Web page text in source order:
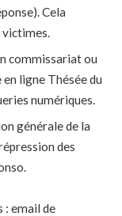
Cela
victimes.
commissariat ou
ligne Thésée du
numériques.
générale de la
des
: email de